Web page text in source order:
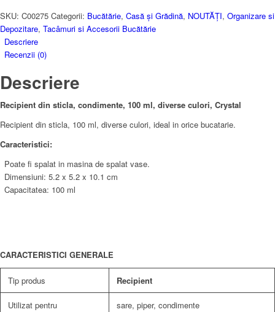
diverse
culori,
Crystal
SKU: C00275 Categorii: Bucătărie, Casă și Grădină, NOUTĂȚI, Organizare si
Depozitare, Tacâmuri si Accesorii Bucătărie
Descriere
Recenzii (0)
Descriere
Recipient din sticla, condimente, 100 ml, diverse culori, Crystal
Recipient din sticla, 100 ml, diverse culori, ideal in orice bucatarie.
Caracteristici:
Poate fi spalat in masina de spalat vase.
Dimensiuni: 5.2 x 5.2 x 10.1 cm
Capacitatea: 100 ml
CARACTERISTICI GENERALE
Tip produs Recipient
Utilizat pentru sare, piper, condimente